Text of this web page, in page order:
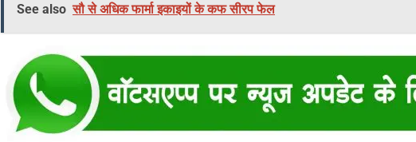
See also सौ से अधिक फार्मा इकाइयों के कफ सीरप फेल